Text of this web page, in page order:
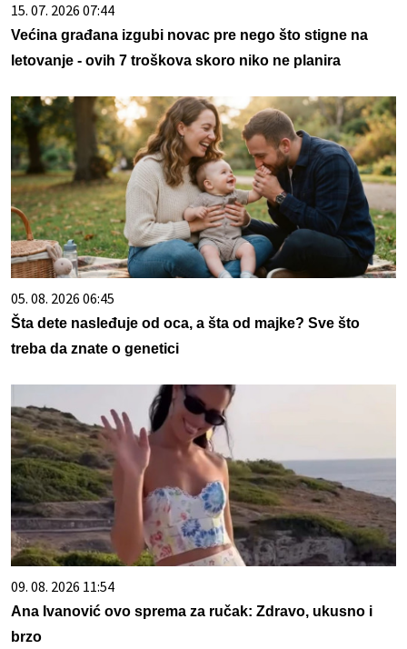
15. 07. 2026 07:44
Većina građana izgubi novac pre nego što stigne na
letovanje - ovih 7 troškova skoro niko ne planira
05. 08. 2026 06:45
Šta dete nasleđuje od oca, a šta od majke? Sve što
treba da znate o genetici
09. 08. 2026 11:54
Ana Ivanović ovo sprema za ručak: Zdravo, ukusno i
brzo